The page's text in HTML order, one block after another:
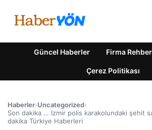
Güncel Haberler Firma
Çerez Politikası
Haberler›Uncategorized›
Son dakika … Izmir polis karakolundaki şehit
dakika Türkiye Haberleri